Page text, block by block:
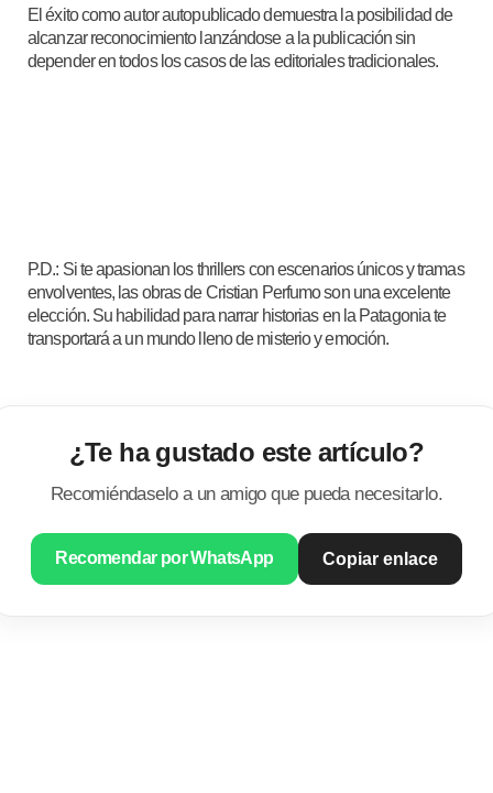
El éxito como autor autopublicado demuestra la posibilidad de
alcanzar reconocimiento lanzándose a la publicación sin
depender en todos los casos de las editoriales tradicionales.
P.D.: Si te apasionan los thrillers con escenarios únicos y tramas
envolventes, las obras de Cristian Perfumo son una excelente
elección. Su habilidad para narrar historias en la Patagonia te
transportará a un mundo lleno de misterio y emoción.
¿Te ha gustado este artículo?
Recomiéndaselo a un amigo que pueda necesitarlo.
Recomendar por WhatsApp Copiar enlace